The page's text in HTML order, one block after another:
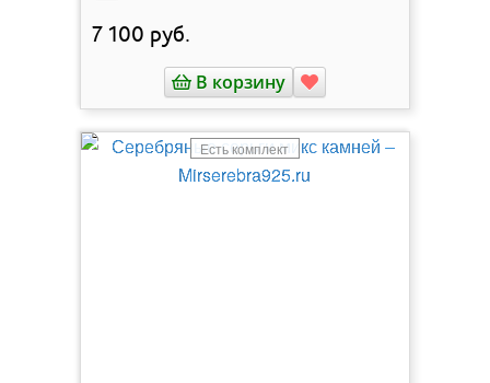
7 100 руб.
В корзину
Есть комплект